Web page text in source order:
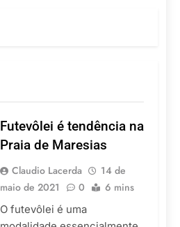
Balanger assume
comando do Wyndham
São Paulo Ibirapuera
5 De Agosto De 2026
LATAM anuncia 42
de operação do
Embraer 195-E2
5 De Agosto De 2026
Azul retoma voos
Alegre e Montevidéu
5 De Agosto De 2026
Futevôlei é tendência na
Praia de Maresias
Claudio Lacerda
14 de
maio de 2021
0 6 mins
O futevôlei é uma